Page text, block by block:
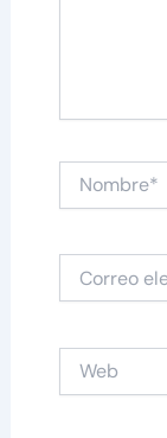
electrónico*